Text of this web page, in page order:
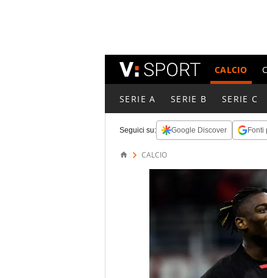
CALCIO
SERIE A SERIE B SERIE C
Seguici su: Google Discover Fonti
CALCIO